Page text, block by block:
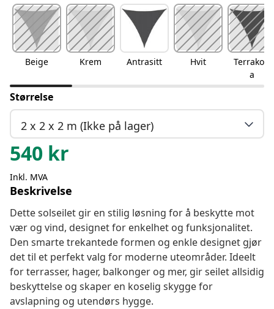
Beige Krem Antrasitt Hvit
Terrakott
a
Størrelse
2 x 2 x 2 m (Ikke på lager)
540 kr
Inkl. MVA
Beskrivelse
Dette solseilet gir en stilig løsning for å beskytte mot
vær og vind, designet for enkelhet og funksjonalitet.
Den smarte trekantede formen og enkle designet gjør
det til et perfekt valg for moderne uteområder. Ideelt
for terrasser, hager, balkonger og mer, gir seilet allsidig
beskyttelse og skaper en koselig skygge for
avslapning og utendørs hygge.